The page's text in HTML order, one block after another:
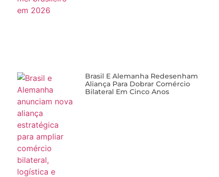
Brasil E Alemanha Redesenham
Aliança Para Dobrar Comércio
Bilateral Em Cinco Anos